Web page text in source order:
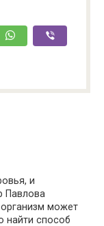
и
Павлова
может
найти способ